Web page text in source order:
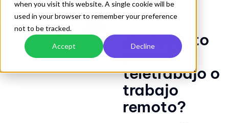
when you visit this website. A single cookie will be
used in your browser to remember your preference
not to be tracked.
Accept Decline
home office
¿Estás listo
para el
teletrabajo o
trabajo
remoto?